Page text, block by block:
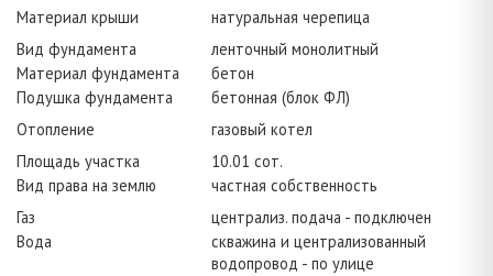
Материал крыши
натуральная черепица
Вид фундамента
ленточный монолитный
Материал фундамента
бетон
Подушка фундамента
бетонная (блок ФЛ)
Отопление
газовый котел
Площадь участка
10.01 сот.
Вид права на землю
частная собственность
Газ
централиз. подача - подключен
Вода
скважина и централизованный
водопровод - по улице